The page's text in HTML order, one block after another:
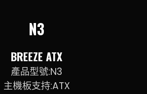
N3
BREEZE ATX
產品型號:N3
主機板支持:ATX